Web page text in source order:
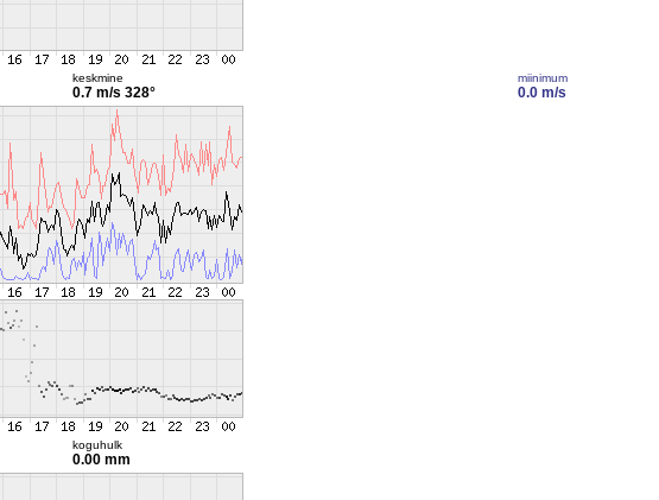
keskmine
0.7 m/s 328°
miinimum
0.0 m/s
koguhulk
0.00 mm